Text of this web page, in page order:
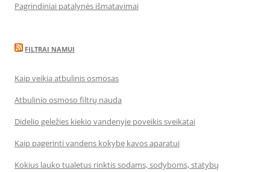
Pagrindiniai patalynės išmatavimai
FILTRAI NAMUI
Kaip veikia atbulinis osmosas
Atbulinio osmoso filtrų nauda
Didelio geležies kiekio vandenyje poveikis sveikatai
Kaip pagerinti vandens kokybę kavos aparatui
Kokius lauko tualetus rinktis sodams, sodyboms, statybų